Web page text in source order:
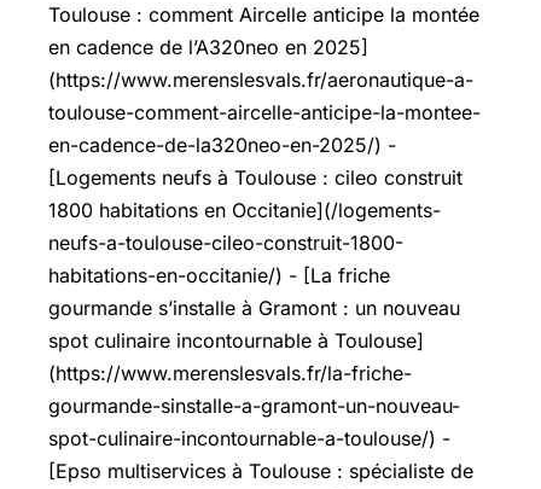
Toulouse : comment Aircelle anticipe la montée
en cadence de l’A320neo en 2025]
(https://www.merenslesvals.fr/aeronautique-a-
toulouse-comment-aircelle-anticipe-la-montee-
en-cadence-de-la320neo-en-2025/) -
[Logements neufs à Toulouse : cileo construit
1800 habitations en Occitanie](/logements-
neufs-a-toulouse-cileo-construit-1800-
habitations-en-occitanie/) - [La friche
gourmande s’installe à Gramont : un nouveau
spot culinaire incontournable à Toulouse]
(https://www.merenslesvals.fr/la-friche-
gourmande-sinstalle-a-gramont-un-nouveau-
spot-culinaire-incontournable-a-toulouse/) -
[Epso multiservices à Toulouse : spécialiste de